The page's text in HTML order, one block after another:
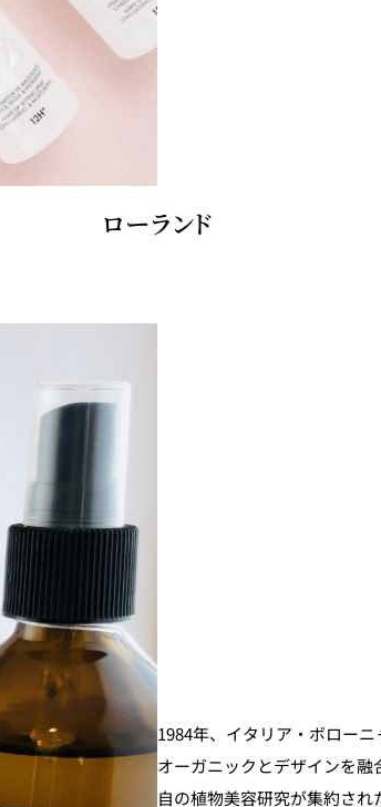
ローランド
1984年、イタリア・ボロー
オーガニックとデザインを融
自の植物美容研究が集約さ